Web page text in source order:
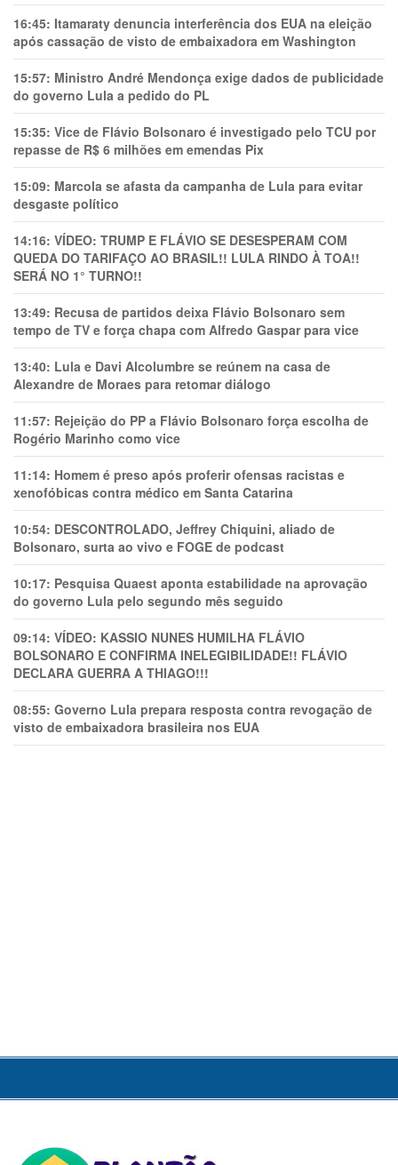
16:45: Itamaraty denuncia interferência dos EUA na eleição
após cassação de visto de embaixadora em Washington
15:57: Ministro André Mendonça exige dados de publicidade
do governo Lula a pedido do PL
15:35: Vice de Flávio Bolsonaro é investigado pelo TCU por
repasse de R$ 6 milhões em emendas Pix
15:09: Marcola se afasta da campanha de Lula para evitar
desgaste político
14:16: VÍDEO: TRUMP E FLÁVIO SE DESESPERAM COM
QUEDA DO TARIFAÇO AO BRASIL!! LULA RINDO À TOA!!
SERÁ NO 1° TURNO!!
13:49: Recusa de partidos deixa Flávio Bolsonaro sem
tempo de TV e força chapa com Alfredo Gaspar para vice
13:40: Lula e Davi Alcolumbre se reúnem na casa de
Alexandre de Moraes para retomar diálogo
11:57: Rejeição do PP a Flávio Bolsonaro força escolha de
Rogério Marinho como vice
11:14: Homem é preso após proferir ofensas racistas e
xenofóbicas contra médico em Santa Catarina
10:54: DESCONTROLADO, Jeffrey Chiquini, aliado de
Bolsonaro, surta ao vivo e FOGE de podcast
10:17: Pesquisa Quaest aponta estabilidade na aprovação
do governo Lula pelo segundo mês seguido
09:14: VÍDEO: KASSIO NUNES HUMlLHA FLÁVIO
BOLSONARO E CONFIRMA INELEGIBILIDADE!! FLÁVIO
DECLARA GUERRA A THIAGO!!!
08:55: Governo Lula prepara resposta contra revogação de
visto de embaixadora brasileira nos EUA